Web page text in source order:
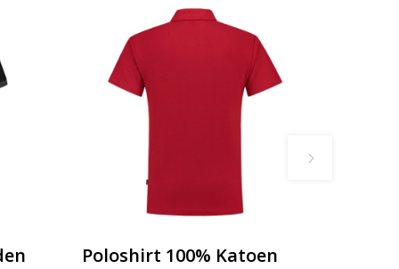
Poloshirt 100% Katoen